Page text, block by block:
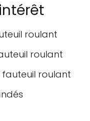
roulant
roulant
fauteuil roulant